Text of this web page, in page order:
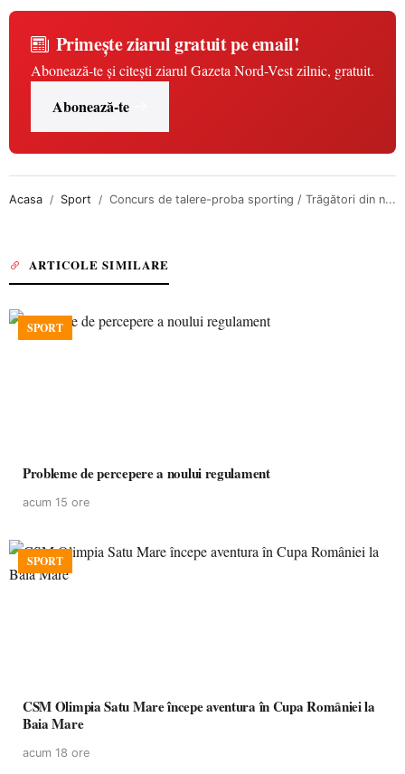
Primește ziarul gratuit pe email!
Abonează-te și citești ziarul Gazeta Nord-Vest zilnic, gratuit.
Abonează-te
Acasa Sport Concurs de talere-proba sporting / Trăgători din n...
ARTICOLE SIMILARE
SPORT
Probleme de percepere a noului regulament
acum 15 ore
SPORT
CSM Olimpia Satu Mare începe aventura în Cupa României la
Baia Mare
acum 18 ore